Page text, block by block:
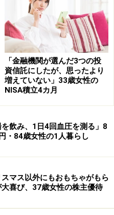
スファンド：2019年から
均インデックスファンドに
をスタートしたという、
万円→運用益込約213万
利益を生み出している様
悪いときもありますが、
インデックス（投資）の
長期で見れば安心できま
「金融機関が選んだ3つの投
資信託にしたが、思ったより
増えていない」33歳女性の
NISA積立4カ月
を飲み、1日4回血圧を測る」8
・84歳女性の1人暮らし
スマス以外にもおもちゃがもら
喜び、37歳女性の株主優待